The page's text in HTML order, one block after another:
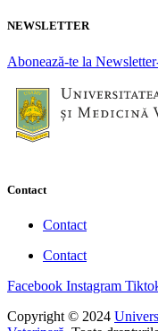
NEWSLETTER
Abonează-te la
Contact
Contact
Contact
Facebook Instagram
Copyright © 2024